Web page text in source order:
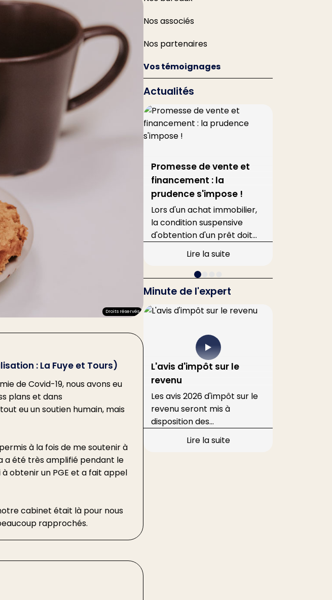
Droits réservés
: La Fuye et Tours)
de Covid-19, nous avons eu
plans et dans
eu un soutien humain, mais
à la fois de me soutenir à
a été très amplifié pendant le
obtenir un PGE et a fait appel
cabinet était là pour nous
rapprochés.
Nos associés
Nos partenaires
Vos témoignages
Actualités
Outre-mer : le
recrutement de
travailleurs étrangers
facilité
Le gouvernement vient de
publier les listes des métiers
en tension qui permettent
aux employeurs des
départements et régions
d'outre-mer d'embaucher
rapidement des travailleurs
Promesse de vente et
financement : la
prudence s'impose !
Lors d'un achat immobilier,
la condition suspensive
d'obtention d'un prêt doit
être respectée à la lettre.
Ainsi, un acquéreur a été
sanctionné en justice pour
avoir demandé à sa banque
un taux inférieur à celui
mentionné dans la
la transaction.
Lire la suite
Minute de l'expert
L'avis d'impôt sur le
revenu
Les avis 2026 d'impôt sur le
revenu seront mis à
disposition des
contribuables au cours de
Lire la suite